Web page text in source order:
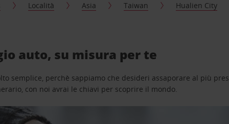
Località Asia Taiwan Hualien City
auto, su misura per te
semplice, perchè sappiamo che desideri assaporare al più
con noi avrai le chiavi per scoprire il mondo.